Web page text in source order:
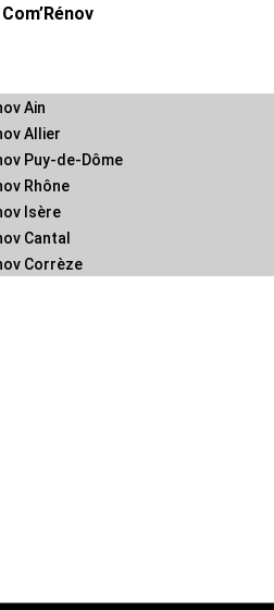
Ain
Allier
Puy-de-Dôme
Rhône
Isère
Cantal
Corrèze